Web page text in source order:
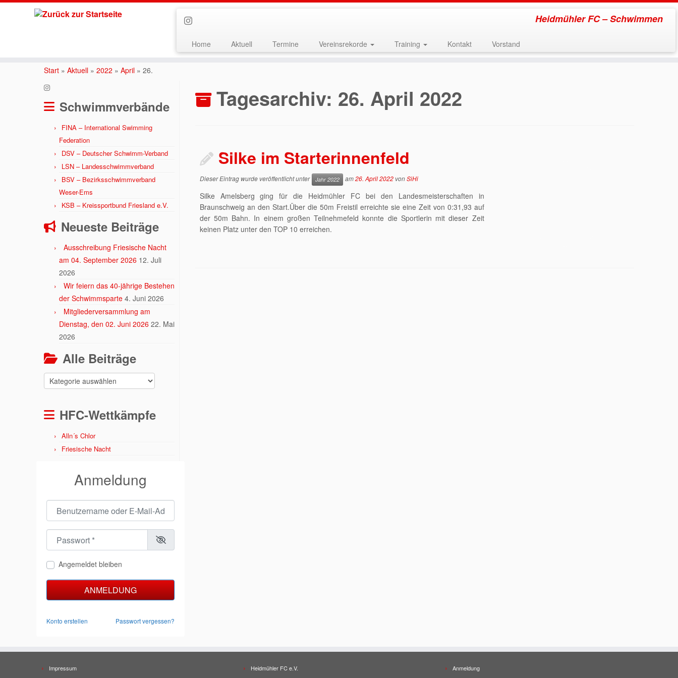
Heidmühler FC – Schwimmen
Home Aktuell Termine Vereinsrekorde Training Kontakt Vorstand
Start » Aktuell » 2022 » April » 26.
Schwimmverbände
FINA – International Swimming
Federation
DSV – Deutscher Schwimm-Verband
LSN – Landesschwimmverband
BSV – Bezirksschwimmverband
Weser-Ems
KSB – Kreissportbund Friesland e.V.
Neueste Beiträge
Ausschreibung Friesische Nacht
am 04. September 2026 12. Juli
2026
Wir feiern das 40-jährige Bestehen
der Schwimmsparte 4. Juni 2026
Mitgliederversammlung am
Dienstag, den 02. Juni 2026 22. Mai
2026
Alle Beiträge
Alle
Beiträge
HFC-Wettkämpfe
Alln´s Chlor
Friesische Nacht
Anmeldung
Angemeldet bleiben
ANMELDUNG
Konto erstellen Passwort vergessen?
Tagesarchiv: 26. April 2022
Silke im Starterinnenfeld
Dieser Eintrag wurde veröffentlicht unter Jahr 2022 am26. April 2022 vonSiHi
Silke Amelsberg ging für die Heidmühler FC bei den Landesmeisterschaften in
Braunschweig an den Start.Über die 50m Freistil erreichte sie eine Zeit von 0:31,93 auf
der 50m Bahn. In einem großen Teilnehmefeld konnte die Sportlerin mit dieser Zeit
keinen Platz unter den TOP 10 erreichen.
Impressum
Heidmühler FC e.V. Anmeldung